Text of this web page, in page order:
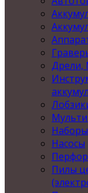
Дрели,
Наборы
Насосы
Пилы